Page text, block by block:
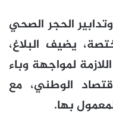
الحجر الصحي
يضيف البلاغ،
لمواجهة وباء
الاقتصاد الوطني، مع
بها.